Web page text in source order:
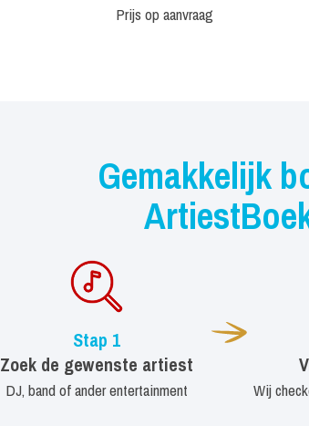
Prijs op aanvraag
Gemakkelijk
Stap 1
Zoek de gewenste artiest
DJ, band of ander entertainment Wij